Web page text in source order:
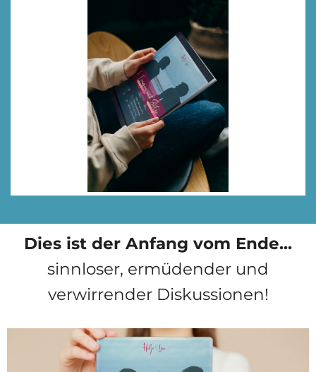
Dies ist der Anfang vom Ende...
sinnloser, ermüdender und
verwirrender Diskussionen!